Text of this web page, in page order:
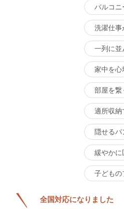
バルコニ
洗濯仕事
一列に並
家中を心
部屋を繋
適所収納
隠せるパ
緩やかに
子どもの
全国対応になりました